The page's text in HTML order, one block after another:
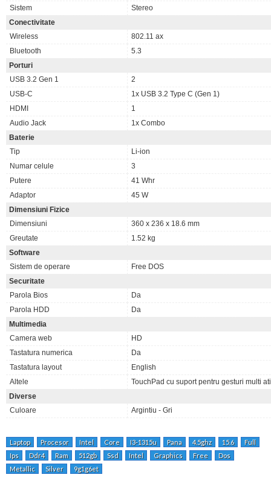
Sistem
Stereo
Conectivitate
Wireless
802.11 ax
Bluetooth
5.3
Porturi
USB 3.2 Gen 1
2
USB-C
1x USB 3.2 Type C (Gen 1)
HDMI
1
Audio Jack
1x Combo
Baterie
Tip
Li-ion
Numar celule
3
Putere
41 Whr
Adaptor
45 W
Dimensiuni Fizice
Dimensiuni
360 x 236 x 18.6 mm
Greutate
1.52 kg
Software
Sistem de operare
Free DOS
Securitate
Parola Bios
Da
Parola HDD
Da
Multimedia
Camera web
HD
Tastatura numerica
Da
Tastatura layout
English
Altele
TouchPad cu suport pentru gesturi multi
Diverse
Culoare
Argintiu - Gri
Laptop Procesor Intel Core I3-1315u Pana 4.5ghz 15.6
Full
Ips
Ddr4 Ram 512gb Ssd Intel Graphics Free
Dos
Metallic
Silver 9g1g6et